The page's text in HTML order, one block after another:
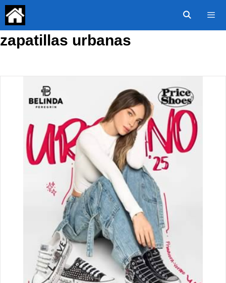
Saltar
contenido
zapatillas urbanas